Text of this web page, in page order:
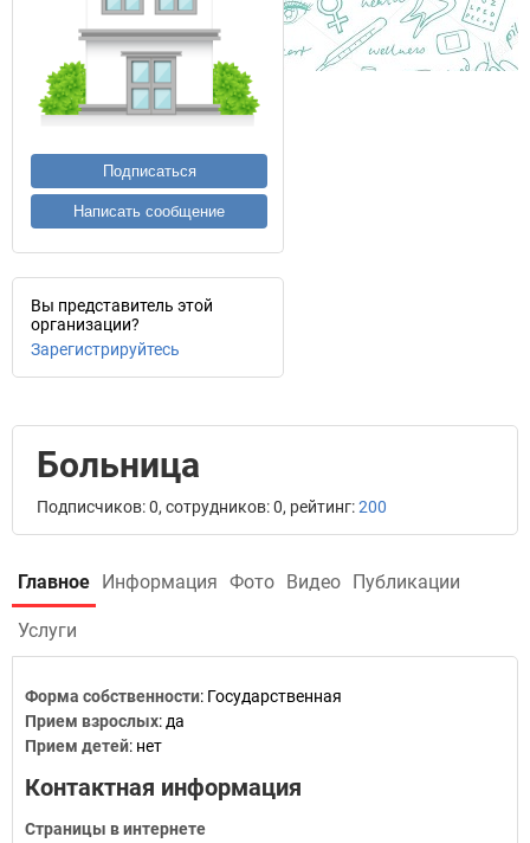
Подписаться
Написать сообщение
Вы представитель этой
организации?
Зарегистрируйтесь
Больница
Подписчиков: 0, сотрудников: 0, рейтинг:200
Главное Информация Фото Видео Публикации
Услуги
Форма собственности: Государственная
Прием взрослых: да
Прием детей: нет
Контактная информация
Страницы в интернете